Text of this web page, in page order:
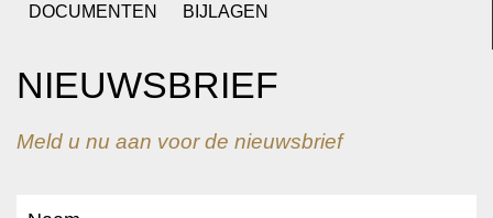
DOCUMENTEN BIJLAGEN
NIEUWSBRIEF
Meld u nu aan voor de nieuwsbrief